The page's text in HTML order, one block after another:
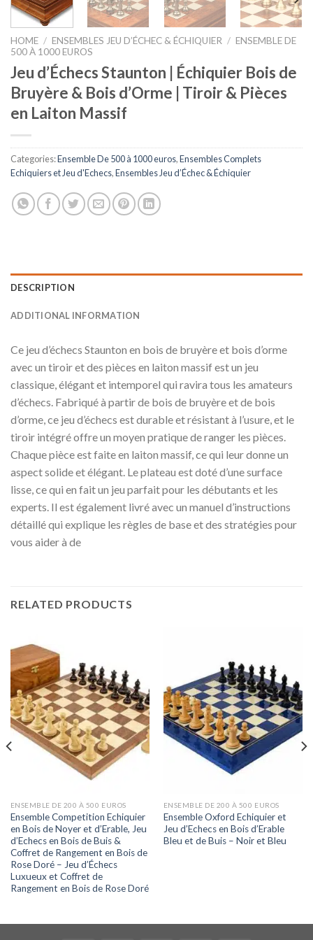
HOME / ENSEMBLES JEU D’ÉCHEC & ÉCHIQUIER / ENSEMBLE DE
500 À 1000 EUROS
Jeu d’Échecs Staunton | Échiquier Bois de
Bruyère & Bois d’Orme | Tiroir & Pièces
en Laiton Massif
Categories:Ensemble De 500 à 1000 euros,Ensembles Complets
Echiquiers et Jeu d'Echecs,Ensembles Jeu d’Échec & Échiquier
DESCRIPTION
ADDITIONAL INFORMATION
Ce jeu d’échecs Staunton en bois de bruyère et bois d’orme
avec un tiroir et des pièces en laiton massif est un jeu
classique, élégant et intemporel qui ravira tous les amateurs
d’échecs. Fabriqué à partir de bois de bruyère et de bois
d’orme, ce jeu d’échecs est durable et résistant à l’usure, et le
tiroir intégré offre un moyen pratique de ranger les pièces.
Chaque pièce est faite en laiton massif, ce qui leur donne un
aspect solide et élégant. Le plateau est doté d’une surface
lisse, ce qui en fait un jeu parfait pour les débutants et les
experts. Il est également livré avec un manuel d’instructions
détaillé qui explique les règles de base et des stratégies pour
vous aider à de
RELATED PRODUCTS
ENSEMBLE DE 200 À 500 EUROS
Ensemble Competition Echiquier
en Bois de Noyer et d’Erable, Jeu
d’Echecs en Bois de Buis &
Coffret de Rangement en Bois de
Rose Doré – Jeu d’Échecs
Luxueux et Coffret de
Rangement en Bois de Rose Doré
ENSEMBLE DE 200 À 500 EUROS
Ensemble Oxford Echiquier et
Jeu d’Echecs en Bois d’Erable
Bleu et de Buis – Noir et Bleu